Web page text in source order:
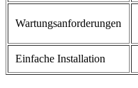
Wartungsanforderungen
Einfache Installation